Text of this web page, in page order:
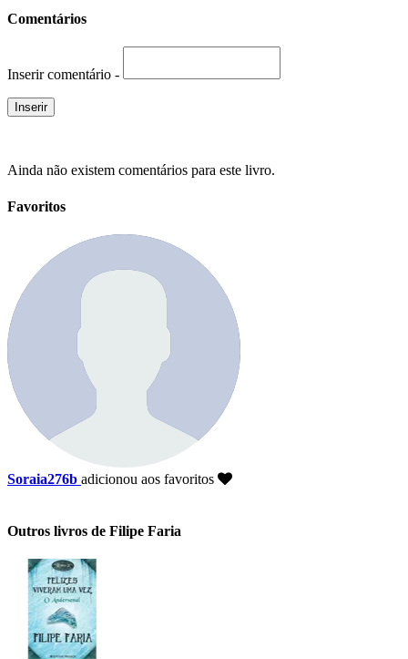
Comentários
Inserir comentário -
Ainda não existem comentários para este livro.
Favoritos
Soraia276b adicionou aos favoritos
Outros livros de Filipe Faria